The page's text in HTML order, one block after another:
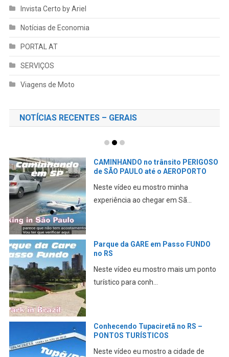
Invista Certo by Ariel
Notícias de Economia
PORTAL AT
SERVIÇOS
Viagens de Moto
NOTÍCIAS RECENTES – GERAIS
CAMINHANDO no trânsito PERIGOSO
de SÃO PAULO até o AEROPORTO
Neste vídeo eu mostro minha
experiência ao chegar em Sã...
Parque da GARE em Passo FUNDO
no RS
Neste vídeo eu mostro mais um ponto
turístico para conh...
Conhecendo Tupaciretã no RS –
PONTOS TURÍSTICOS
Neste vídeo eu mostro a cidade de